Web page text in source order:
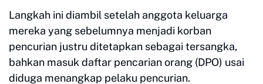
Langkah ini diambil setelah anggota keluarga
mereka yang sebelumnya menjadi korban
pencurian justru ditetapkan sebagai tersangka,
bahkan masuk daftar pencarian orang (DPO) usai
diduga menangkap pelaku pencurian.